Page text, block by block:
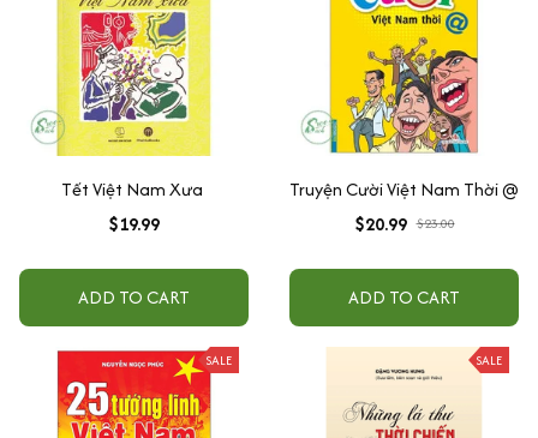
Tết Việt Nam Xưa
$19.99
ADD TO CART
Truyện Cười Việt Nam Thời @
$20.99 $23.00
ADD TO CART
SALE SALE